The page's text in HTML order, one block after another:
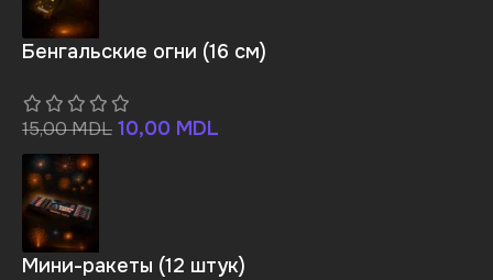
Бенгальские огни (16 см)
15,00MDL 10,00 MDL
Мини-ракеты (12 штук)